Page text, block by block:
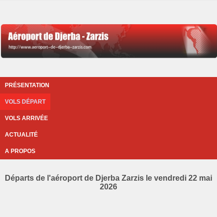
PRÉSENTATION
VOLS DÉPART
VOLS ARRIVÉE
ACTUALITÉ
A PROPOS
Départs de l'aéroport de Djerba Zarzis le vendredi 22 mai
2026